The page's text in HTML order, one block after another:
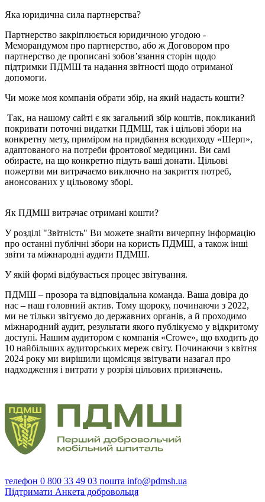
Яка юридична сила партнерства?
Партнерство закріплюється юридичною угодою -
Меморандумом про партнерство, або ж Договором про
партнерство де прописані зобовʼязання сторін щодо
підтримки ПДМШ та надання звітності щодо отриманої
допомоги.
Чи може моя компанія обрати збір, на який надасть кошти?
Так, на нашому сайті є як загальний збір коштів, покликаний
покривати поточні видатки ПДМШ, так і цільові збори на
конкретну мету, приміром на придбання всюдиходу «Шерп»,
адаптованого на потреби фронтової медицини. Ви самі
обираєте, на що конкретно підуть ваші донати. Цільові
пожертви ми витрачаємо виключно на закриття потреб,
анонсованих у цільовому зборі.
Як ПДМШ витрачає отримані кошти?
У розділі "Звітність" Ви можете знайти вичерпну інформацію
про останні публічні збори на користь ПДМШ, а також інші
звіти та міжнародні аудити ПДМШ.
У якій формі відбувається процес звітування.
ПДМШ – прозора та відповідальна команда. Ваша довіра до
нас – наш головний актив. Тому щороку, починаючи з 2022,
ми не тільки звітуємо до державних органів, а й проходимо
міжнародний аудит, результати якого публікуємо у відкритому
доступі. Нашим аудитором є компанія «Crowe», що входить до
10 найбільших аудиторських мереж світу. Починаючи з квітня
2024 року ми вирішили щомісяця звітувати назагал про
надходження і витрати у розрізі цільових призначень.
телефон 0 800 33 49 03 пошта info@pdmsh.ua
Підтримати Анкета добровольця